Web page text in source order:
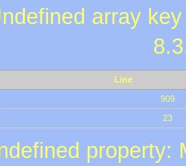
array
Line
909
23
property: